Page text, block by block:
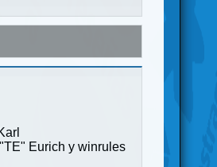
Eurich y winrules